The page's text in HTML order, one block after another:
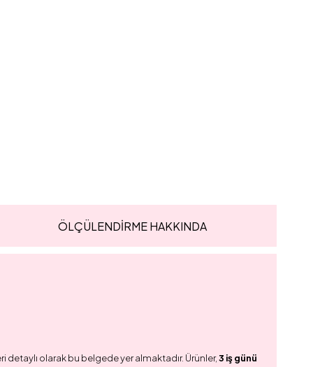
ÖLÇÜLENDİRME HAKKINDA
olarak bu belgede yer almaktadır. Ürünler,3 iş günü